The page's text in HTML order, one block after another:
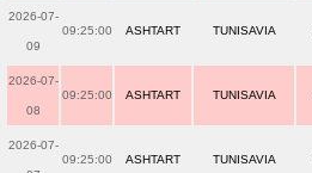
2026-07-
09
09:25:00 ASHTART TUNISAVIA
2026-07-
08
09:25:00 ASHTART TUNISAVIA
2026-07-
09:25:00 ASHTART TUNISAVIA